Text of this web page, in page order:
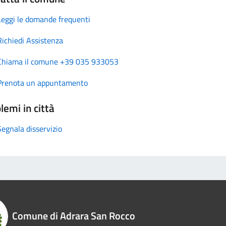
le domande frequenti
Assistenza
il comune +39 035 933053
un appuntamento
in città
disservizio
Comune di Adrara San Rocco